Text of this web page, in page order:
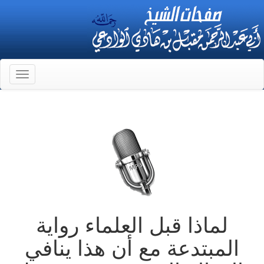
لماذا قبل العلماء رواية
المبتدعة مع أن هذا ينافي